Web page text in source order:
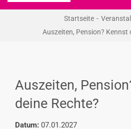
NEWS
RECHT
Startseite
Auszeiten, Pension? Kennst
Auszeiten,
deine Rechte?
Datum: 07.01.2027